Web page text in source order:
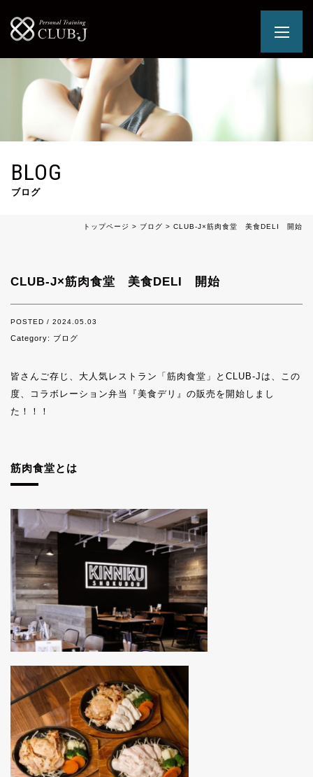
BLOG
ブログ
トップページ > ブログ > CLUB-J×筋肉食堂 美食DELI 開始
CLUB-J×筋肉食堂 美食DELI 開始
POSTED / 2024.05.03
Category: ブログ
皆さんご存じ、大人気レストラン「筋肉食堂」とCLUB-Jは、この
度、コラボレーション弁当『美食デリ』の販売を開始しまし
た！！！
筋肉食堂とは